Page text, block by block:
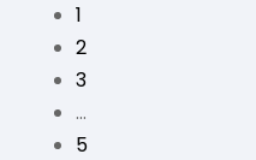
1
2
3
…
5